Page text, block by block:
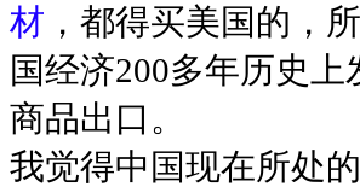
材 ，都得买美国的，
国经济200多年历史
商品出口。
我觉得中国现在所处